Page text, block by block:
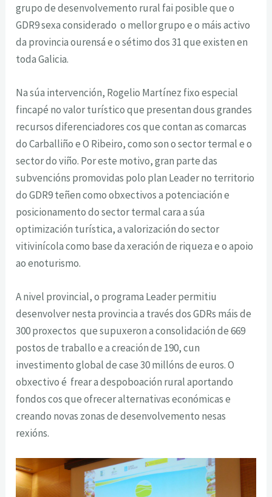
grupo de desenvolvemento rural fai posible que o
GDR9 sexa considerado o mellor grupo e o máis activo
da provincia ourensá e o sétimo dos 31 que existen en
toda Galicia.
Na súa intervención, Rogelio Martínez fixo especial
fincapé no valor turístico que presentan dous grandes
recursos diferenciadores cos que contan as comarcas
do Carballiño e O Ribeiro, como son o sector termal e o
sector do viño. Por este motivo, gran parte das
subvencións promovidas polo plan Leader no territorio
do GDR9 teñen como obxectivos a potenciación e
posicionamento do sector termal cara a súa
optimización turística, a valorización do sector
vitivinícola como base da xeración de riqueza e o apoio
ao enoturismo.
A nivel provincial, o programa Leader permitiu
desenvolver nesta provincia a través dos GDRs máis de
300 proxectos que supuxeron a consolidación de 669
postos de traballo e a creación de 190, cun
investimento global de case 30 millóns de euros. O
obxectivo é frear a despoboación rural aportando
fondos cos que ofrecer alternativas económicas e
creando novas zonas de desenvolvemento nesas
rexións.